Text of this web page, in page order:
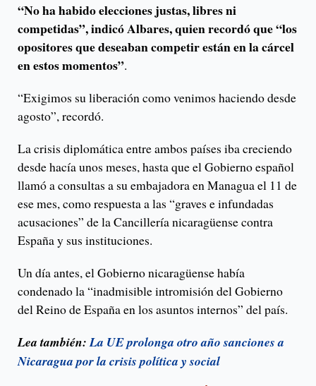
“No ha habido elecciones justas, libres ni
competidas”, indicó Albares, quien recordó que “los
opositores que deseaban competir están en la cárcel
en estos momentos”.
“Exigimos su liberación como venimos haciendo desde
agosto”, recordó.
La crisis diplomática entre ambos países iba creciendo
desde hacía unos meses, hasta que el Gobierno español
llamó a consultas a su embajadora en Managua el 11 de
ese mes, como respuesta a las “graves e infundadas
acusaciones” de la Cancillería nicaragüense contra
España y sus instituciones.
Un día antes, el Gobierno nicaragüense había
condenado la “inadmisible intromisión del Gobierno
del Reino de España en los asuntos internos” del país.
Lea también:La UE prolonga otro año sanciones a
Nicaragua por la crisis política y social